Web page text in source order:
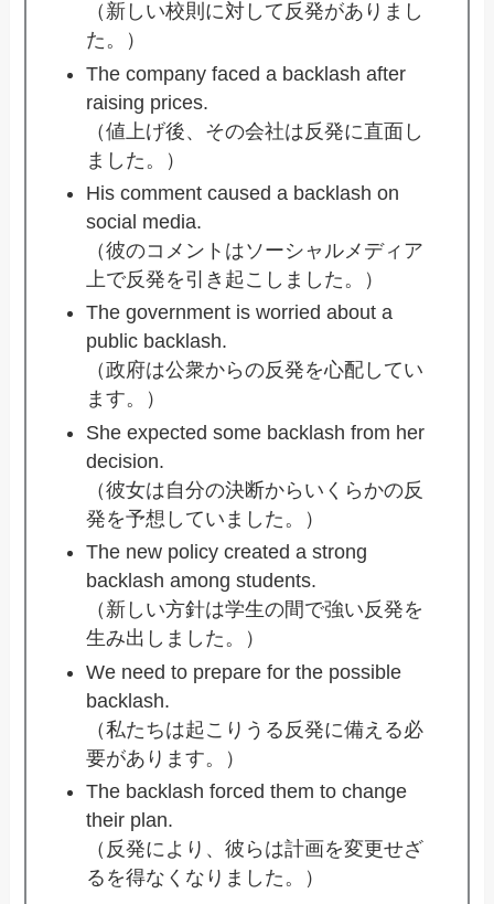
（新しい校則に対して反発がありまし
た。）
The company faced a backlash after
raising prices.
（値上げ後、その会社は反発に直面し
ました。）
His comment caused a backlash on
social media.
（彼のコメントはソーシャルメディア
上で反発を引き起こしました。）
The government is worried about a
public backlash.
（政府は公衆からの反発を心配してい
ます。）
She expected some backlash from her
decision.
（彼女は自分の決断からいくらかの反
発を予想していました。）
The new policy created a strong
backlash among students.
（新しい方針は学生の間で強い反発を
生み出しました。）
We need to prepare for the possible
backlash.
（私たちは起こりうる反発に備える必
要があります。）
The backlash forced them to change
their plan.
（反発により、彼らは計画を変更せざ
るを得なくなりました。）